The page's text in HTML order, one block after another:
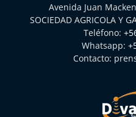
Avenida Juan
SOCIEDAD AGRICOLA Y
Teléfono:
Whatsapp:
Contacto: